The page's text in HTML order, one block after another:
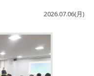
2026.07.06(月)